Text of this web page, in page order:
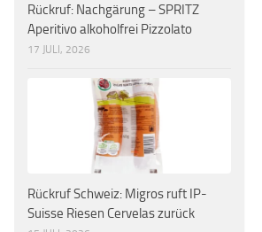
Rückruf: Nachgärung – SPRITZ
Aperitivo alkoholfrei Pizzolato
17 JULI, 2026
Rückruf Schweiz: Migros ruft IP-
Suisse Riesen Cervelas zurück